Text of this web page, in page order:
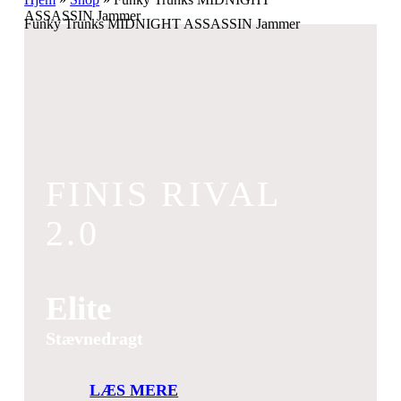
ASSASSIN Jammer
Funky Trunks MIDNIGHT ASSASSIN Jammer
LÆS MERE